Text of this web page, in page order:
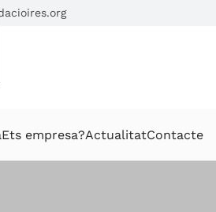
Ets empresa?ActualitatContacte